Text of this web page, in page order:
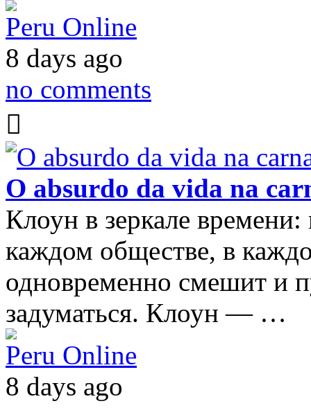
Peru Online
8 days ago
no comments
O absurdo da vida na
Клоун в зеркале
каждом обществе, в
одновременно смешит и
задуматься. Клоун — …
Peru Online
8 days ago